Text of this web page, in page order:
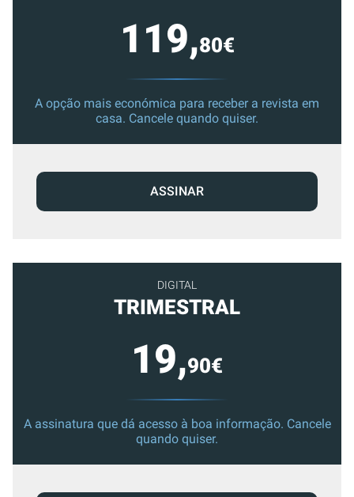
119,80€
A opção mais económica para receber a revista em
casa. Cancele quando quiser.
ASSINAR
DIGITAL
TRIMESTRAL
19,90€
A assinatura que dá acesso à boa informação. Cancele
quando quiser.